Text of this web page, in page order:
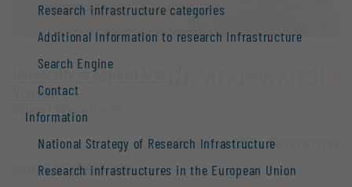
Research infrastructure categories
Additional Information to research Infrastructure
Search Engine
Contact
Information
National Strategy of Research Infrastructure
Research infrastructures in the European Union
University of Applied Arts
Vienna
Wien |
Website
OPEN FOR COLLABORATION
SHORT DESCRIPTION